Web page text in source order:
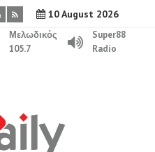
10 August 2026
Μελωδικός
105.7
Super88
Radio